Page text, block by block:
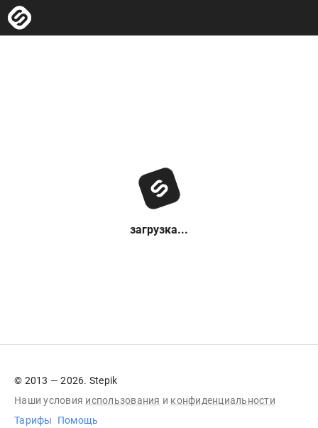
загрузка...
© 2013 — 2026. Stepik
Наши условия использования и конфиденциальности
Тарифы
Помощь